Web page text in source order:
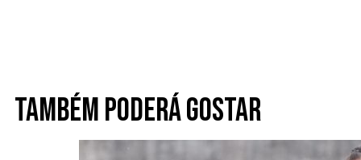
Também poderá gostar